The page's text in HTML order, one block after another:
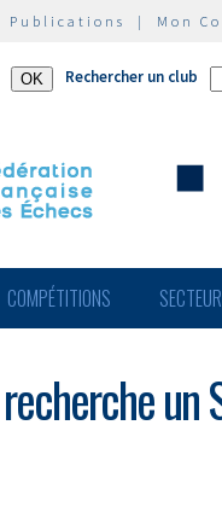
Publications | Mon
Rechercher un club
COMPÉTITIONS
un